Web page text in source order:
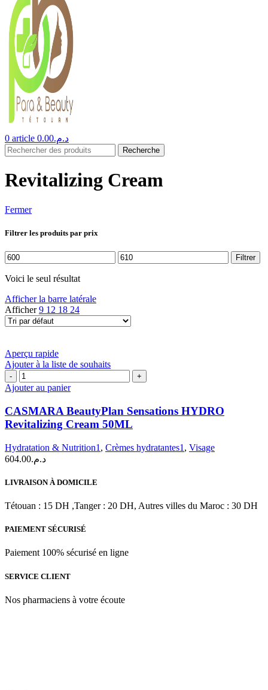
0 article د.م.0.00
Recherche
Revitalizing Cream
Fermer
Filtrer les produits par prix
Prix
min
Prix
max
Filtrer
Voici le seul résultat
Afficher la barre latérale
Afficher9 12 18 24
Aperçu rapide
Ajouter à la liste de souhaits
quantité
de
CASMARA
BeautyPlan
Sensations
HYDRO
Cream
50ML
Ajouter au panier
CASMARA BeautyPlan Sensations HYDRO
Revitalizing Cream 50ML
Hydratation & Nutrition1 , Crèmes hydratantes1 , Visage
د.م.604.00
LIVRAISON À DOMICILE
Tétouan : 15 DH ,Tanger : 20 DH, Autres villes du Maroc : 30 DH
PAIEMENT SÉCURISÉ
Paiement 100% sécurisé en ligne
SERVICE CLIENT
Nos pharmaciens à votre écoute